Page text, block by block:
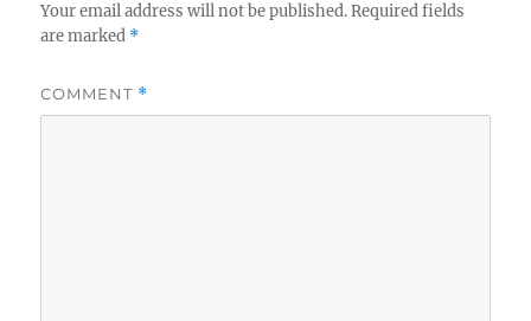
Your email address will not be published. Required fields
are marked *
COMMENT *